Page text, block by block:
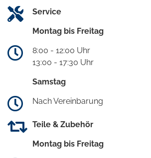
Service
Montag bis Freitag
8:00 - 12:00 Uhr
13:00 - 17:30 Uhr
Samstag
Nach Vereinbarung
Teile & Zubehör
Montag bis Freitag